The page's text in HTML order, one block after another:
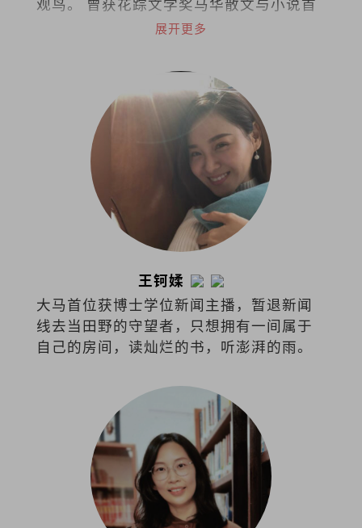
奖，台湾梁实秋文学奖散文评审奖，着有
《列车男女》《阿卡贝拉》《写给未来情
人的足球指南》，小说集《南方少年与健
忘老头》《那些进化了的，以及⋯⋯》，
曾出版独立小志《SEAL》（共七期），并
为新加坡导演陈哲艺电影《热带雨》同名
主题曲填词。
展开更多
王钶媃
大马首位获博士学位新闻主播，暂退新闻
线去当田野的守望者，只想拥有一间属于
自己的房间，读灿烂的书，听澎湃的雨。